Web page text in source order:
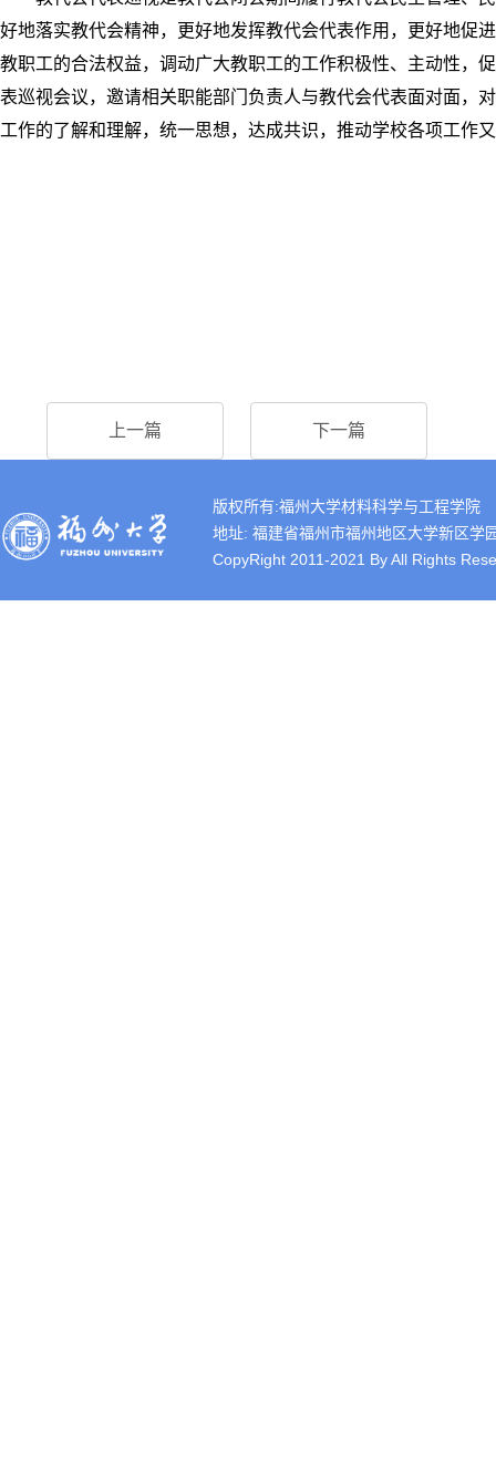
好地落实教代会精神，更好地发挥教代会代表作用，更好地促
教职工的合法权益，调动广大教职工的工作积极性、主动性，
表巡视会议，邀请相关职能部门负责人与教代会代表面对面，
工作的了解和理解，统一思想，达成共识，推动学校各项工作
上一篇 下一篇
版权所有:福州大学材料科学与工程学院
地址: 福建省福州市福州地区大学新区
CopyRight 2011-2021 By All Rights